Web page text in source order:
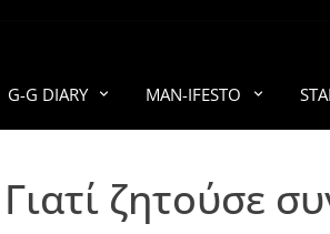
G-G DIARY MAN-IFESTO
Γιατί ζητούσε